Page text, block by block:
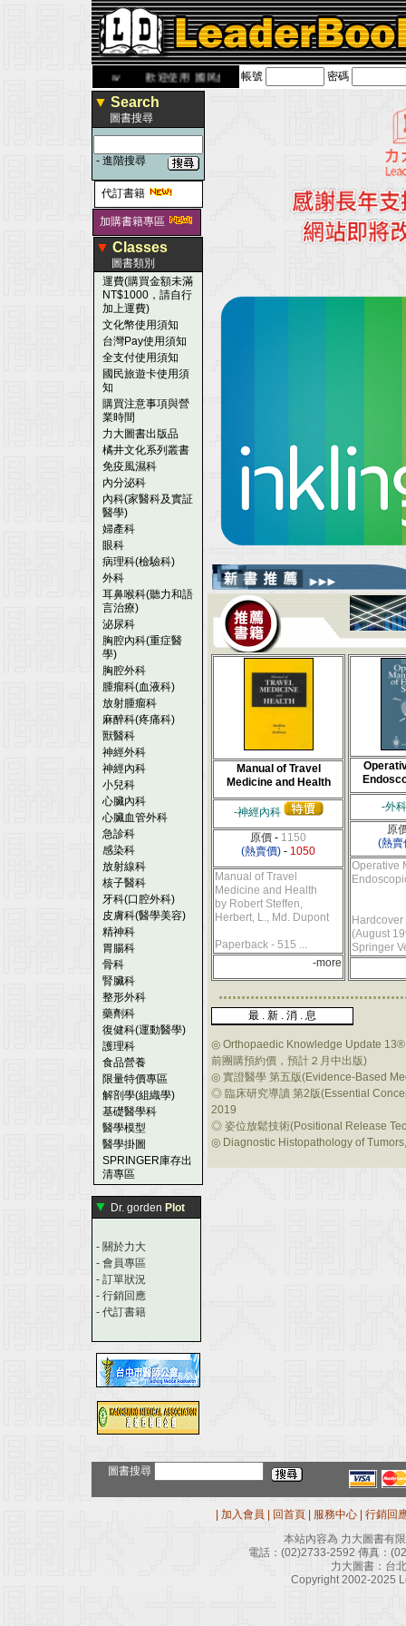
歡迎使用 國民旅遊卡！！帳號 密碼
▼ Search
圖書搜尋
- 進階搜尋
代訂書籍
加購書籍專區
▼ Classes
圖書類別
運費(購買金額未滿
NT$1000，請自行
加上運費)
文化幣使用須知
台灣Pay使用須知
全支付使用須知
國民旅遊卡使用須
知
購買注意事項與營
業時間
力大圖書出版品
橘井文化系列叢書
免疫風濕科
內分泌科
內科(家醫科及實証
醫學)
婦產科
眼科
病理科(檢驗科)
外科
耳鼻喉科(聽力和語
言治療)
泌尿科
胸腔內科(重症醫
學)
胸腔外科
腫瘤科(血液科)
放射腫瘤科
麻醉科(疼痛科)
獸醫科
神經外科
神經內科
小兒科
心臟內科
心臟血管外科
急診科
感染科
放射線科
核子醫科
牙科(口腔外科)
皮膚科(醫學美容)
精神科
胃腸科
骨科
腎臟科
整形外科
藥劑科
復健科(運動醫學)
護理科
食品營養
限量特價專區
解剖學(組織學)
基礎醫學科
醫學模型
醫學掛圖
SPRINGER庫存出
清專區
▼ Dr. gorden Plot
- 關於力大
- 會員專區
- 訂單狀況
- 行銷回應
- 代訂書籍
Manual of Travel
Medicine and Health
-神經內科
原價 - 1150
(熱賣價) - 1050
Manual of Travel
Medicine and Health
by Robert Steffen,
Herbert, L., Md. Dupont
Paperback - 515 ...
-more
-外科
原
(熱賣
Operative
(August
Springer
最 . 新 . 消 . 息
◎ Orthopaedic Knowledge Update
前團購預約價，預計２月中出版)
◎ 實證醫學 第五版(Evidence-Based
◎ 臨床研究導讀 第2版(Essential
2019
◎ 姿位放鬆技術(Positional Release
◎ Diagnostic Histopathology of
圖書搜尋
加入會員 回首頁 服務中心
行銷回
本站內容為 力大圖書有
電話： (02)2733-2592 傳真：
力大圖書：台
Copyright 2002-2025